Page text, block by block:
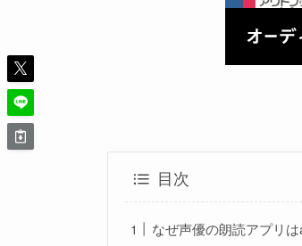
目次
なぜ声優の朗読アプリ